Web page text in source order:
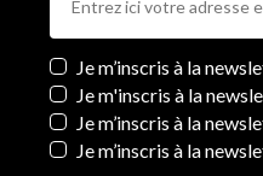
Newsletters
Je m’inscris à la
Je m'inscris à la
Je m’inscris à la
Je m’inscris à la